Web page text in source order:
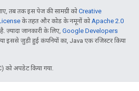
तब तक इस पेज की सामग्री कोCreative
के तहत और कोड के नमूनों कोApache 2.0
ज़्यादा जानकारी के लिए, Google Developers
जुड़ी हुई कंपनियों का, Java एक रजिस्टर किया
को अपडेट किया गया.